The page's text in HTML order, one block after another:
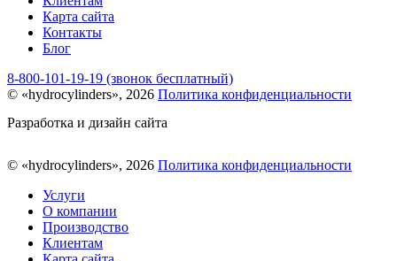
Карта сайта
Контакты
Блог
8-800-101-19-19 (звонок бесплатный)
© «hydrocylinders», 2026 Политика конфиденциальности
Разработка и дизайн сайта
© «hydrocylinders», 2026 Политика конфиденциальности
Услуги
О компании
Производство
Клиентам